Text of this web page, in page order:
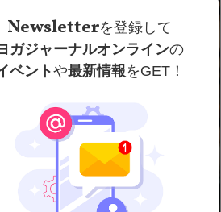
Newsletterを登録して
ガジャーナルオンラインの
ベントや最新情報をGET！